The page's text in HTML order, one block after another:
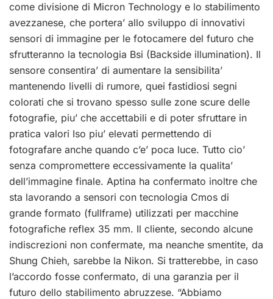
come divisione di Micron Technology e lo stabilimento
avezzanese, che portera’ allo sviluppo di innovativi
sensori di immagine per le fotocamere del futuro che
sfrutteranno la tecnologia Bsi (Backside illumination). Il
sensore consentira’ di aumentare la sensibilita’
mantenendo livelli di rumore, quei fastidiosi segni
colorati che si trovano spesso sulle zone scure delle
fotografie, piu’ che accettabili e di poter sfruttare in
pratica valori Iso piu’ elevati permettendo di
fotografare anche quando c’e’ poca luce. Tutto cio’
senza compromettere eccessivamente la qualita’
dell’immagine finale. Aptina ha confermato inoltre che
sta lavorando a sensori con tecnologia Cmos di
grande formato (fullframe) utilizzati per macchine
fotografiche reflex 35 mm. Il cliente, secondo alcune
indiscrezioni non confermate, ma neanche smentite, da
Shung Chieh, sarebbe la Nikon. Si tratterebbe, in caso
l’accordo fosse confermato, di una garanzia per il
futuro dello stabilimento abruzzese. “Abbiamo